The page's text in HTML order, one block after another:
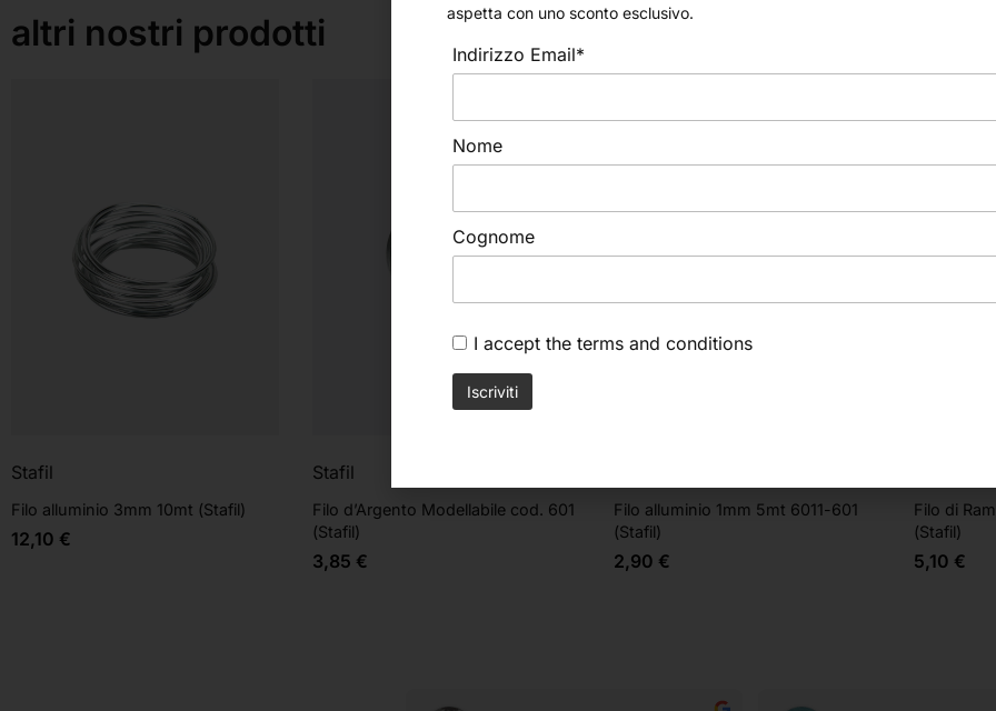
altri nostri prodotti
Stafil
Filo alluminio 3mm 10mt (Stafil)
12,10 €
Stafil
Filo d’Argento Modellabile cod. 601
(Stafil)
3,85 €
Filo alluminio 1mm 5mt 6011-601
(Stafil)
2,90 €
Filo di
(Stafil)
5,10 €
aspetta con uno sconto esclusivo.
Indirizzo Email*
Nome
Cognome
I accept the terms and conditions